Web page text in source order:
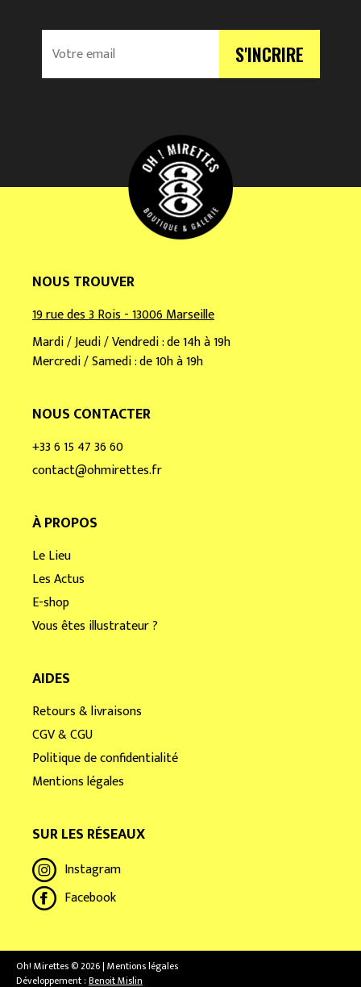
V
r
l
S'INCRIRE
NOUS TROUVER
19 rue des 3 Rois - 13006 Marseille
Mardi / Jeudi / Vendredi : de 14h à 19h
Mercredi / Samedi : de 10h à 19h
NOUS CONTACTER
+33 6 15 47 36 60
contact@ohmirettes.fr
À PROPOS
Le Lieu
Les Actus
E-shop
Vous êtes illustrateur ?
AIDES
Retours & livraisons
CGV & CGU
Politique de confidentialité
Mentions légales
SUR LES RÉSEAUX
Instagram
Facebook
Oh! Mirettes © 2026 | Mentions légales
Développement : Benoit Mislin